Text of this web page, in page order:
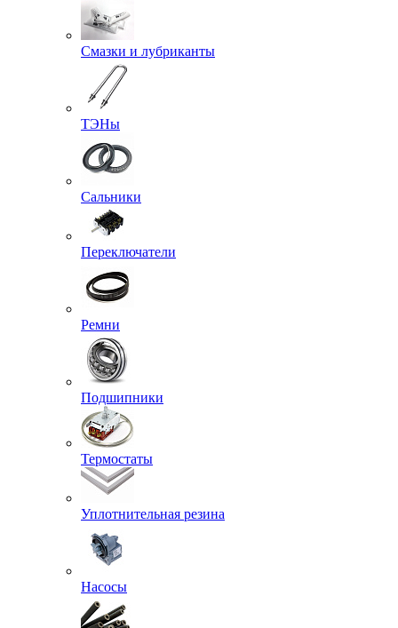
Смазки и лубриканты
ТЭНы
Сальники
Переключатели
Ремни
Подшипники
Термостаты
Уплотнительная резина
Насосы